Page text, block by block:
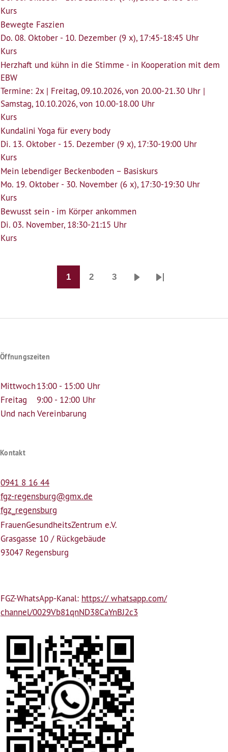
Kurs
Bewegte Faszien
Do. 08. Oktober - 10. Dezember (9 x), 17:45-18:45 Uhr
Kurs
Herzhaft und kühn in die Stimme - in Kooperation mit dem
EBW
Termine: 2x | Freitag, 09.10.2026, von 20.00-21.30 Uhr |
Samstag, 10.10.2026, von 10.00-18.00 Uhr
Kurs
Kundalini Yoga für every body
Di. 13. Oktober - 15. Dezember (9 x), 17:30-19:00 Uhr
Kurs
Mein lebendiger Beckenboden – Basiskurs
Mo. 19. Oktober - 30. November (6 x), 17:30-19:30 Uhr
Kurs
Bewusst sein - im Körper ankommen
Di. 03. November, 18:30-21:15 Uhr
Kurs
Seitennummerierung
1 2 3
NächsteLast
Öffnungszeiten
Mittwoch13:00 - 15:00 Uhr
Freitag
9:00 - 12:00 Uhr
Und nach Vereinbarung
Kontakt
0941 8 16 44
fgz-regensburg@gmx.de
fgz_regensburg
Frauen­Gesundheits­Zentrum e.V.
Grasgasse 10 / Rückgebäude
93047 Regensburg
FGZ-WhatsApp-Kanal: https:// whatsapp.com/
channel/0029Vb81qnND38CaYnBJ2c3